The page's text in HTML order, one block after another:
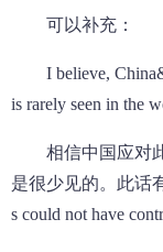
可以补充：
I believe,
is rarely seen in the
相信中国应对此
是很少见的。此话
s could not have